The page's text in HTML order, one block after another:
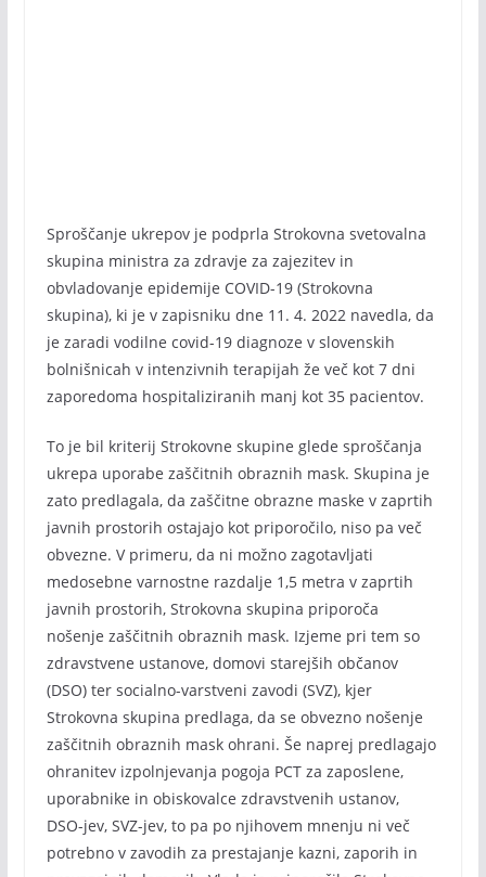
Sproščanje ukrepov je podprla Strokovna svetovalna
skupina ministra za zdravje za zajezitev in
obvladovanje epidemije COVID-19 (Strokovna
skupina), ki je v zapisniku dne 11. 4. 2022 navedla, da
je zaradi vodilne covid-19 diagnoze v slovenskih
bolnišnicah v intenzivnih terapijah že več kot 7 dni
zaporedoma hospitaliziranih manj kot 35 pacientov.
To je bil kriterij Strokovne skupine glede sproščanja
ukrepa uporabe zaščitnih obraznih mask. Skupina je
zato predlagala, da zaščitne obrazne maske v zaprtih
javnih prostorih ostajajo kot priporočilo, niso pa več
obvezne. V primeru, da ni možno zagotavljati
medosebne varnostne razdalje 1,5 metra v zaprtih
javnih prostorih, Strokovna skupina priporoča
nošenje zaščitnih obraznih mask. Izjeme pri tem so
zdravstvene ustanove, domovi starejših občanov
(DSO) ter socialno-varstveni zavodi (SVZ), kjer
Strokovna skupina predlaga, da se obvezno nošenje
zaščitnih obraznih mask ohrani. Še naprej predlagajo
ohranitev izpolnjevanja pogoja PCT za zaposlene,
uporabnike in obiskovalce zdravstvenih ustanov,
DSO-jev, SVZ-jev, to pa po njihovem mnenju ni več
potrebno v zavodih za prestajanje kazni, zaporih in